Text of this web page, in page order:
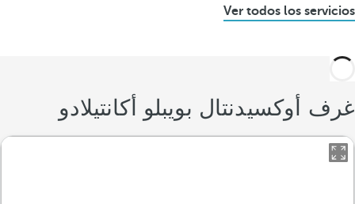
Ver todos los servicios
غرف أوكسيدنتال بويبلو أكانتيلادو